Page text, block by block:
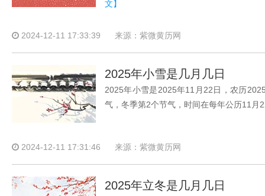
文】
2024-12-11 17:33:39 来源：紫微黄历网
2025年小雪是几月几日
2025年小雪是2025年11月22日，农历
气，冬季第2个节气，时间在每年公历11
2024-12-11 17:31:46 来源：紫微黄历网
2025年立冬是几月几日